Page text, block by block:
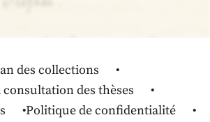
des collections
consultation des thèses
Politique de confidentialité